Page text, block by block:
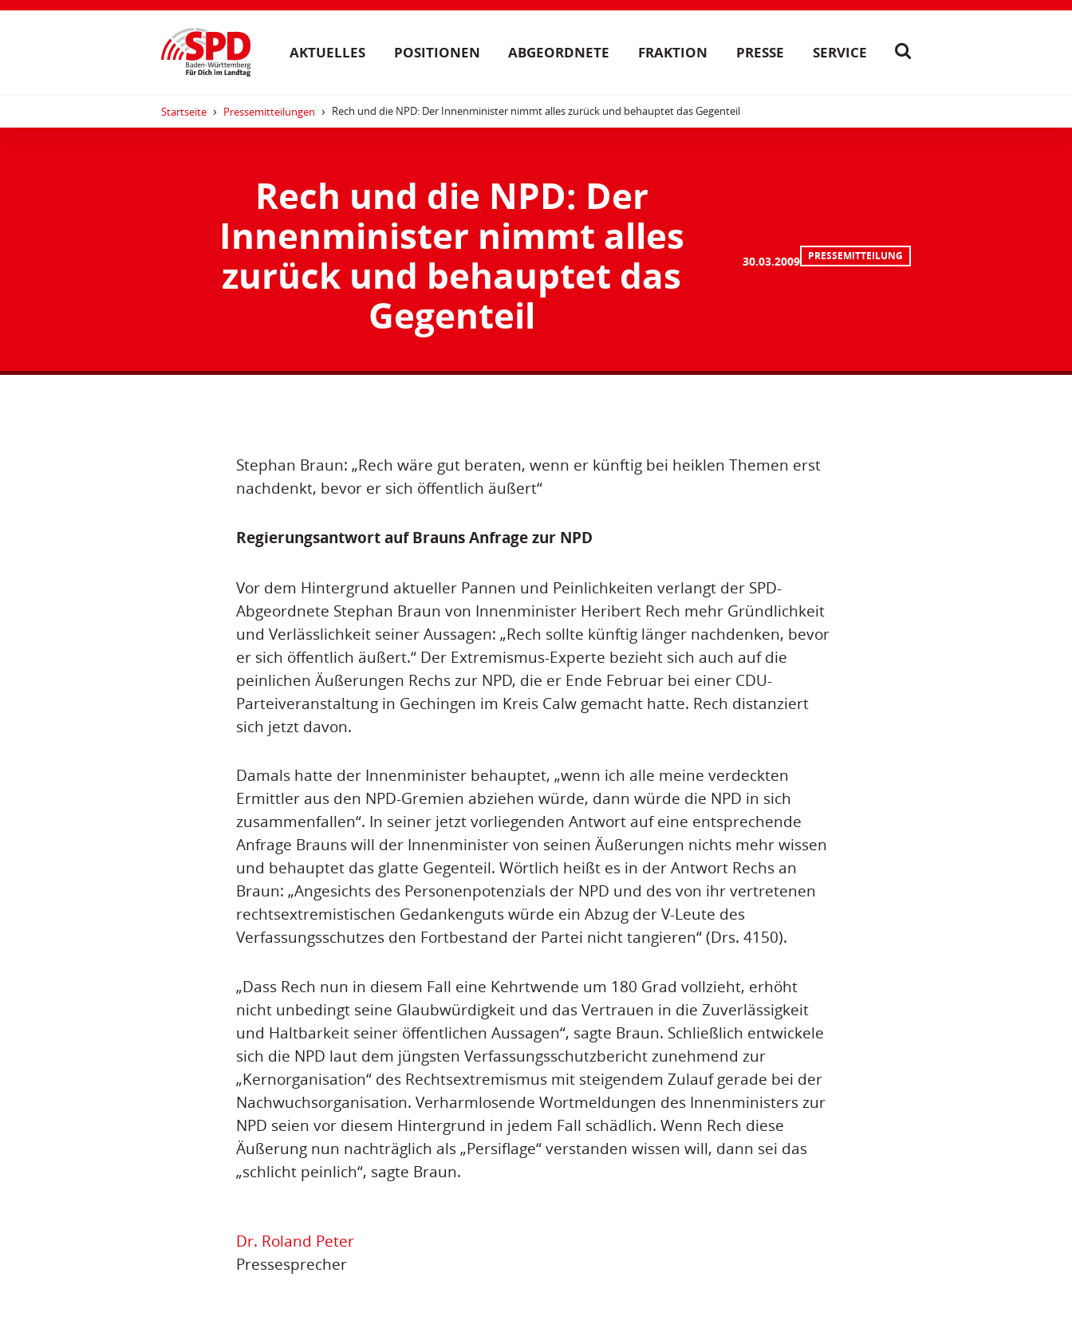
AKTUELLES POSITIONEN ABGEORDNETE FRAKTION PRESSE SERVICE
Startseite Pressemitteilungen Rech und die NPD: Der Innenminister nimmt alles zurück und behauptet das Gegenteil
Rech und die NPD: Der
Innenminister nimmt alles
zurück und behauptet das
Gegenteil
30.03.2009 PRESSEMITTEILUNG
Stephan Braun: „Rech wäre gut beraten, wenn er künftig bei heiklen Themen erst
nachdenkt, bevor er sich öffentlich äußert“
Regierungsantwort auf Brauns Anfrage zur NPD
Vor dem Hintergrund aktueller Pannen und Peinlichkeiten verlangt der SPD-
Abgeordnete Stephan Braun von Innenminister Heribert Rech mehr Gründlichkeit
und Verlässlichkeit seiner Aussagen: „Rech sollte künftig länger nachdenken, bevor
er sich öffentlich äußert.“ Der Extremismus-Experte bezieht sich auch auf die
peinlichen Äußerungen Rechs zur NPD, die er Ende Februar bei einer CDU-
Parteiveranstaltung in Gechingen im Kreis Calw gemacht hatte. Rech distanziert
sich jetzt davon.
Damals hatte der Innenminister behauptet, „wenn ich alle meine verdeckten
Ermittler aus den NPD-Gremien abziehen würde, dann würde die NPD in sich
zusammenfallen“. In seiner jetzt vorliegenden Antwort auf eine entsprechende
Anfrage Brauns will der Innenminister von seinen Äußerungen nichts mehr wissen
und behauptet das glatte Gegenteil. Wörtlich heißt es in der Antwort Rechs an
Braun: „Angesichts des Personenpotenzials der NPD und des von ihr vertretenen
rechtsextremistischen Gedankenguts würde ein Abzug der V-Leute des
Verfassungsschutzes den Fortbestand der Partei nicht tangieren“ (Drs. 4150).
„Dass Rech nun in diesem Fall eine Kehrtwende um 180 Grad vollzieht, erhöht
nicht unbedingt seine Glaubwürdigkeit und das Vertrauen in die Zuverlässigkeit
und Haltbarkeit seiner öffentlichen Aussagen“, sagte Braun. Schließlich entwickele
sich die NPD laut dem jüngsten Verfassungsschutzbericht zunehmend zur
„Kernorganisation“ des Rechtsextremismus mit steigendem Zulauf gerade bei der
Nachwuchsorganisation. Verharmlosende Wortmeldungen des Innenministers zur
NPD seien vor diesem Hintergrund in jedem Fall schädlich. Wenn Rech diese
Äußerung nun nachträglich als „Persiflage“ verstanden wissen will, dann sei das
„schlicht peinlich“, sagte Braun.
Dr. Roland Peter
Pressesprecher